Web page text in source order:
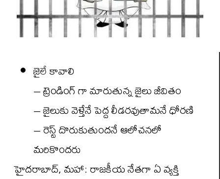
జైలే కావాలి
– ట్రెండింగ్ గా మారుతున్న జైలు జీవితం
– జైలుకు వెళ్తేనే పెద్ద లీడరవుతామనే ధోరణి
– రెస్ట్ దొరుకుతుందనే ఆలోచనలో
మరికొందరు
హైదరాబాద్, మహా: రాజకీయ నేతగా ఏ వ్యక్తి